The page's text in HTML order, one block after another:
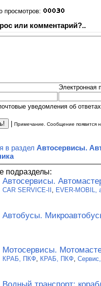
просмотров:
или комментарий?..
Электронная
уведомления об
Примечание. Сообщение появится
в раздел Автосервисы.
подразделы:
Автосервисы.
CAR SERVICE-II , EVER-MOBIL,
Автобусы.
Мотосервисы.
КРАБ, ПКФ, КРАБ, ПКФ,